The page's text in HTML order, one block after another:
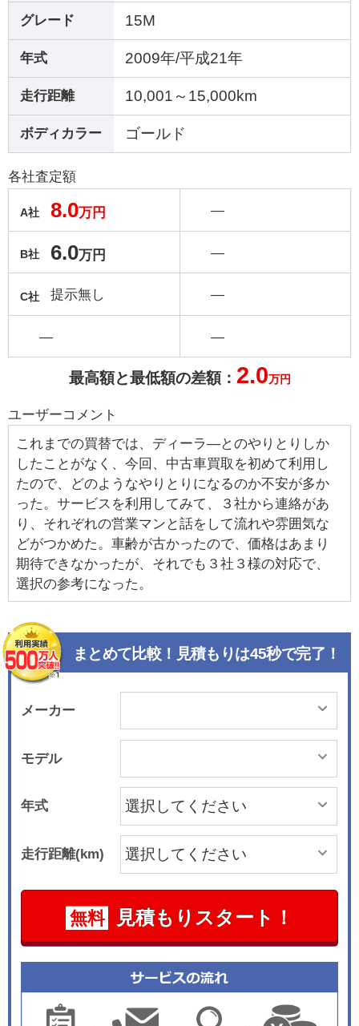
グレード 15M
年式 2009年/平成21年
走行距離 10,001～15,000km
ボディカラー ゴールド
各社査定額
A社 8.0万円
B社 6.0万円
C社 提示無し
―
―
―
―
―
最高額と最低額の差額： 2.0万円
ユーザーコメント
これまでの買替では、ディーラ―とのやりとりしか
したことがなく、今回、中古車買取を初めて利用し
たので、どのようなやりとりになるのか不安が多か
った。サービスを利用してみて、３社から連絡があ
り、それぞれの営業マンと話をして流れや雰囲気な
どがつかめた。車齢が古かったので、価格はあまり
期待できなかったが、それでも３社３様の対応で、
選択の参考になった。
まとめて比較！見積もりは45秒で完了！
メーカー
モデル
年式
走行距離(km)
無料 見積もりスタート！